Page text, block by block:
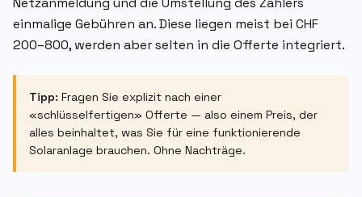
einmalige Gebühren an. Diese liegen meist bei CHF
200–800, werden aber selten in die Offerte integriert.
Tipp: Fragen Sie explizit nach einer
«schlüsselfertigen» Offerte — also einem Preis, der
alles beinhaltet, was Sie für eine funktionierende
Solaranlage brauchen. Ohne Nachträge.